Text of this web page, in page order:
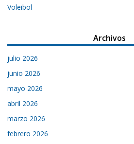
Voleibol
Archivos
julio 2026
junio 2026
mayo 2026
abril 2026
marzo 2026
febrero 2026